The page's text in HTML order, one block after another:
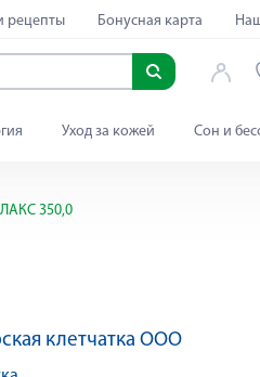
рецепты Бонусная карта
Уход за кожей Сон и
350,0
клетчатка ООО